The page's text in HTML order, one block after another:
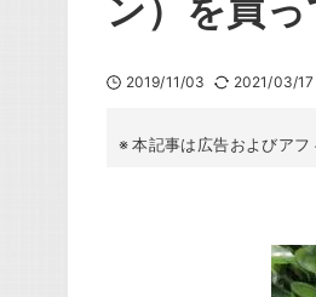
ン）を買
2019/11/03 2021/03/17
本記事は広告およびア